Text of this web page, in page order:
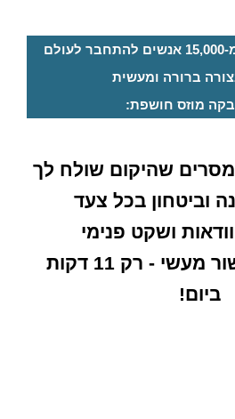
אחרי שעזרה ליותר מ-15,000 אנשים להתחבר לעולם
ברורה ומעשית
מוזס חושפת:
שהיקום שולח לך
וביטחון בכל צעד
באמצעות תקשור מעשי - רק 11 דקות
ביום!